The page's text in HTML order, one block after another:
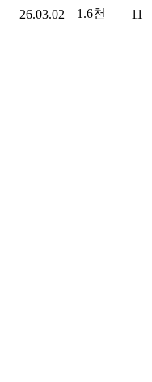
26.03.02 1.6천 11